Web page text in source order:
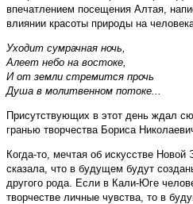
впечатлением посещения Алтая,
влиянии красоты природы на
Уходит сумрачная ночь,
Алеет небо на востоке,
И от земли стремится прочь
Душа в молитвенном потоке...
Присутствующих в этот день ждал
гранью творчества Бориса
Когда-то, мечтая об искусстве
сказала, что в будущем будут
другого рода. Если в Кали-Юге
творчестве личные чувства, то в